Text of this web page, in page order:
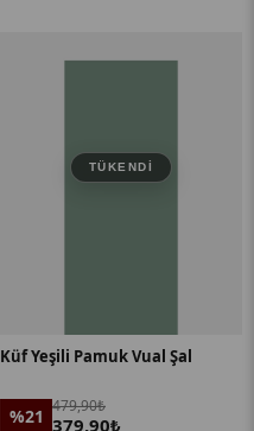
TÜKENDI
Küf Yeşili Pamuk Vual Şal
%21 479,90₺
379,90₺